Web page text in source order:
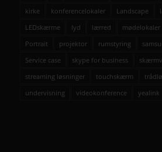
kirke konferencelokaler Landscape
LEDskærme
lyd lærred mødelokaler
Portrait
projektor rumstyring
Service case
skype for business
streaming løsninger
touchskærm
undervisning
videokonference yealink